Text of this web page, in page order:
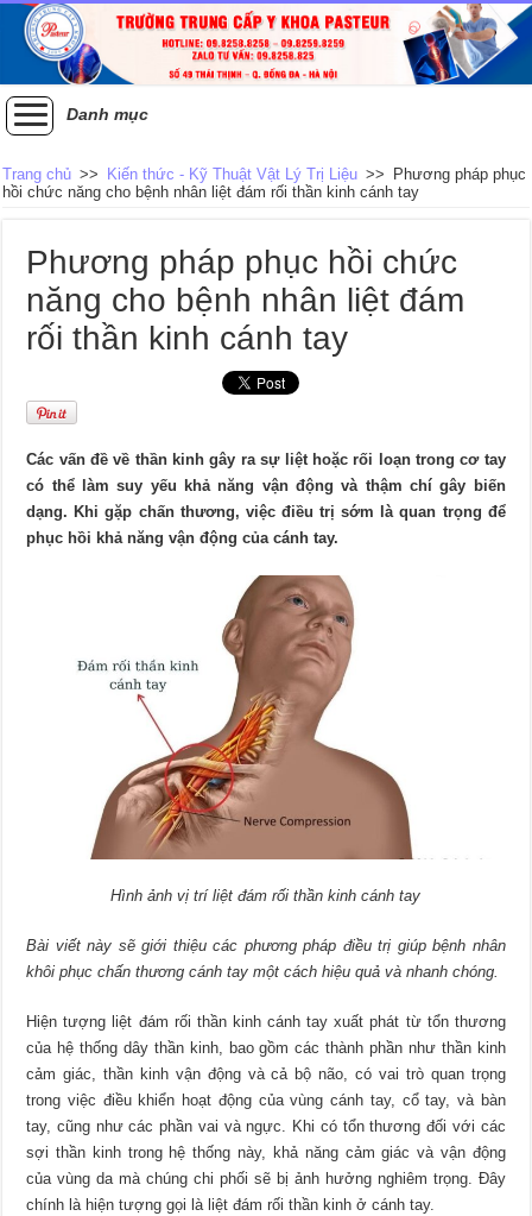
Danh mục
Trang chủ >> Kiến thức - Kỹ Thuật Vật Lý Trị Liệu >> Phương pháp phục
hồi chức năng cho bệnh nhân liệt đám rối thần kinh cánh tay
Phương pháp phục hồi chức
năng cho bệnh nhân liệt đám
rối thần kinh cánh tay
Các vấn đề về thần kinh gây ra sự liệt hoặc rối loạn trong cơ tay
có thể làm suy yếu khả năng vận động và thậm chí gây biến
dạng. Khi gặp chấn thương, việc điều trị sớm là quan trọng để
phục hồi khả năng vận động của cánh tay.
Hình ảnh vị trí liệt đám rối thần kinh cánh tay
Bài viết này sẽ giới thiệu các phương pháp điều trị giúp bệnh nhân
khôi phục chấn thương cánh tay một cách hiệu quả và nhanh chóng.
Hiện tượng liệt đám rối thần kinh cánh tay xuất phát từ tổn thương
của hệ thống dây thần kinh, bao gồm các thành phần như thần kinh
cảm giác, thần kinh vận động và cả bộ não, có vai trò quan trọng
trong việc điều khiển hoạt động của vùng cánh tay, cổ tay, và bàn
tay, cũng như các phần vai và ngực. Khi có tổn thương đối với các
sợi thần kinh trong hệ thống này, khả năng cảm giác và vận động
của vùng da mà chúng chi phối sẽ bị ảnh hưởng nghiêm trọng. Đây
chính là hiện tượng gọi là liệt đám rối thần kinh ở cánh tay.